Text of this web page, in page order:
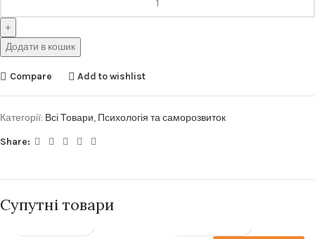
Додати в кошик
Compare Add to wishlist
Категорії: Всі Товари, Психологія та саморозвиток
Share:
Супутні товари